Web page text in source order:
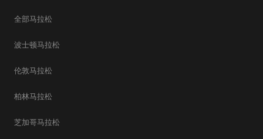
全部马拉松
波士顿马拉松
伦敦马拉松
柏林马拉松
芝加哥马拉松